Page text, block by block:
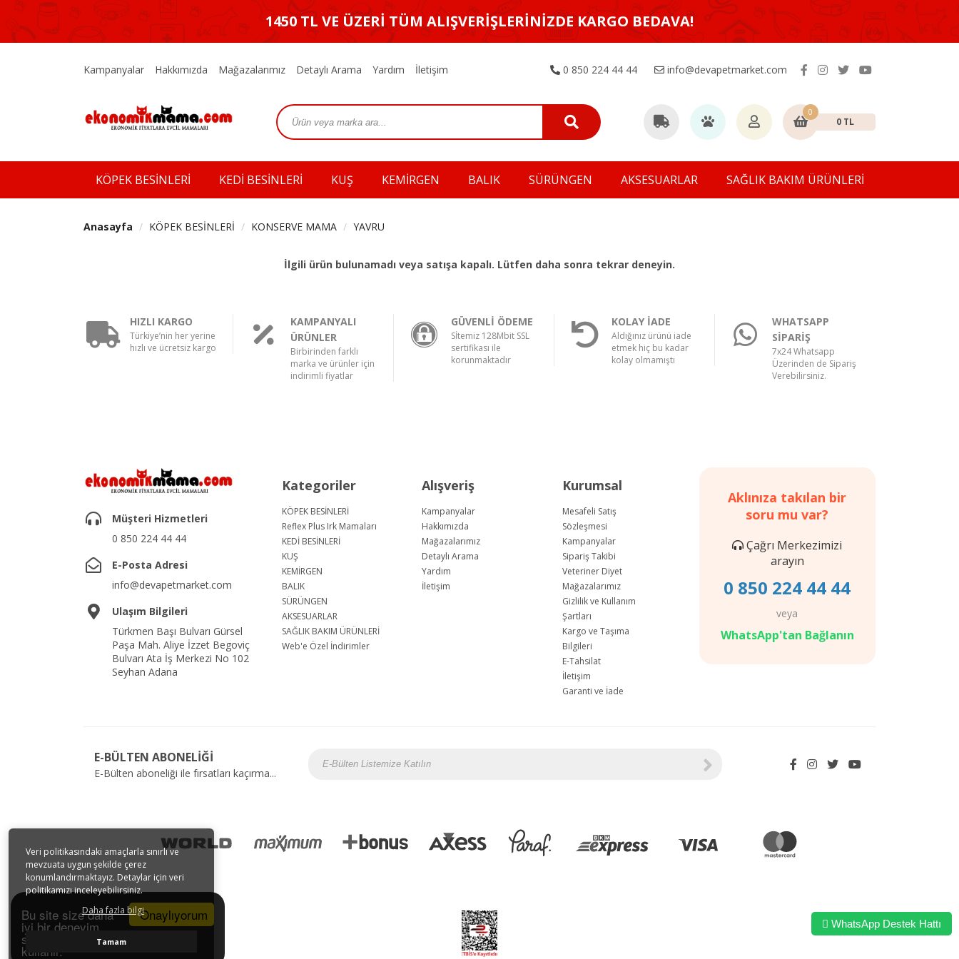
Onaylıyorum
Bu site size daha
iyi bir deneyim
sunmak için tarayıcı çerezlerini
kullanır.
Veri politikasındaki amaçlarla sınırlı ve
mevzuata uygun şekilde çerez
konumlandırmaktayız. Detaylar için veri
politikamızı inceleyebilirsiniz.
Daha fazla bilgi
Tamam
1450 TL VE ÜZERİ TÜM ALIŞVERİŞLERİNİZDE KARGO BEDAVA!
Kampanyalar Hakkımızda Mağazalarımız Detaylı Arama Yardım İletişim 0 850 224 44 44 info@devapetmarket.com
0
0 TL
KÖPEK BESİNLERİ KEDİ BESİNLERİ KUŞ KEMİRGEN BALIK SÜRÜNGEN AKSESUARLAR SAĞLIK BAKIM ÜRÜNLERİ
Anasayfa KÖPEK BESİNLERİ KONSERVE MAMA YAVRU
İlgili ürün bulunamadı veya satışa kapalı. Lütfen daha sonra tekrar deneyin.
HIZLI KARGO
Türkiye’nin her yerine
hızlı ve ücretsiz kargo
KAMPANYALI
ÜRÜNLER
Birbirinden farklı
marka ve ürünler için
indirimli fiyatlar
GÜVENLİ ÖDEME
Sİtemiz 128Mbit SSL
sertifikası ile
korunmaktadır
KOLAY İADE
Aldığınız ürünü iade
etmek hiç bu kadar
kolay olmamıştı
WHATSAPP
SİPARİŞ
7x24 Whatsapp
Üzerinden de Sipariş
Verebilirsiniz.
Müşteri Hizmetleri
0 850 224 44 44
E-Posta Adresi
info@devapetmarket.com
Ulaşım Bilgileri
Türkmen Başı Bulvarı Gürsel
Paşa Mah. Aliye İzzet Begoviç
Bulvarı Ata İş Merkezi No 102
Seyhan Adana
Kategoriler
KÖPEK BESİNLERİ
Reflex Plus Irk Mamaları
KEDİ BESİNLERİ
KUŞ
KEMİRGEN
BALIK
SÜRÜNGEN
AKSESUARLAR
SAĞLIK BAKIM ÜRÜNLERİ
Web'e Özel İndirimler
Alışveriş
Kampanyalar
Hakkımızda
Mağazalarımız
Detaylı Arama
Yardım
İletişim
Kurumsal
Mesafeli Satış
Sözleşmesi
Kampanyalar
Sipariş Takibi
Veteriner Diyet
Mağazalarımız
Gizlilik ve Kullanım
Şartları
Kargo ve Taşıma
Bilgileri
E-Tahsilat
İletişim
Garanti ve İade
Aklınıza takılan bir
soru mu var?
Çağrı Merkezimizi
arayın
0 850 224 44 44
veya
WhatsApp'tan Bağlanın
E-BÜLTEN ABONELİĞİ
E-Bülten aboneliği ile fırsatları kaçırma...
WhatsApp Destek Hattı